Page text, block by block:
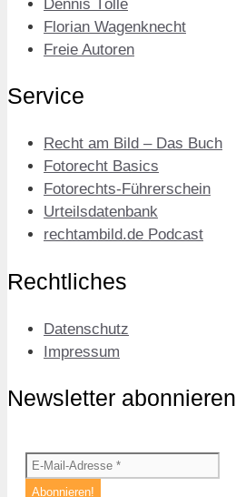
Dennis Tölle
Florian Wagenknecht
Freie Autoren
Service
Recht am Bild – Das Buch
Fotorecht Basics
Fotorechts-Führerschein
Urteilsdatenbank
rechtambild.de Podcast
Rechtliches
Datenschutz
Impressum
Newsletter abonnieren